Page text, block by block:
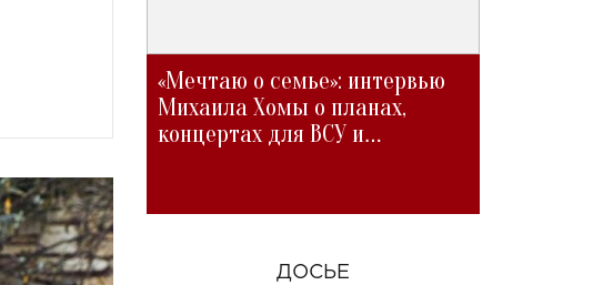
«Мечтаю о семье»: интервью
Михаила Хомы о планах,
концертах для ВСУ и
ДОСЬЕ